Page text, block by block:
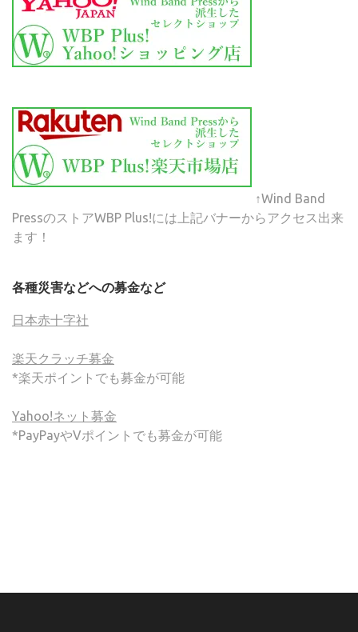
↑Wind Band
PressのストアWBP Plus!には上記バナーからアクセス出来
ます！
各種災害などへの募金など
日本赤十字社
楽天クラッチ募金
*楽天ポイントでも募金が可能
Yahoo!ネット募金
*PayPayやVポイントでも募金が可能